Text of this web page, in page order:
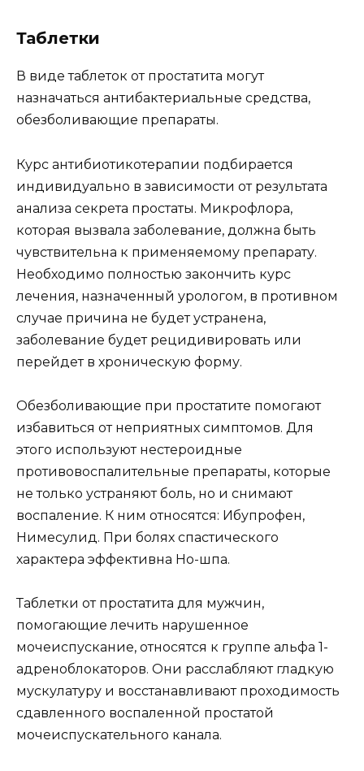
Таблетки
В виде таблеток от простатита могут
назначаться антибактериальные средства,
обезболивающие препараты.
Курс антибиотикотерапии подбирается
индивидуально в зависимости от результата
анализа секрета простаты. Микрофлора,
которая вызвала заболевание, должна быть
чувствительна к применяемому препарату.
Необходимо полностью закончить курс
лечения, назначенный урологом, в противном
случае причина не будет устранена,
заболевание будет рецидивировать или
перейдет в хроническую форму.
Обезболивающие при простатите помогают
избавиться от неприятных симптомов. Для
этого используют нестероидные
противовоспалительные препараты, которые
не только устраняют боль, но и снимают
воспаление. К ним относятся: Ибупрофен,
Нимесулид. При болях спастического
характера эффективна Но-шпа.
Таблетки от простатита для мужчин,
помогающие лечить нарушенное
мочеиспускание, относятся к группе альфа 1-
адреноблокаторов. Они расслабляют гладкую
мускулатуру и восстанавливают проходимость
сдавленного воспаленной простатой
мочеиспускательного канала.